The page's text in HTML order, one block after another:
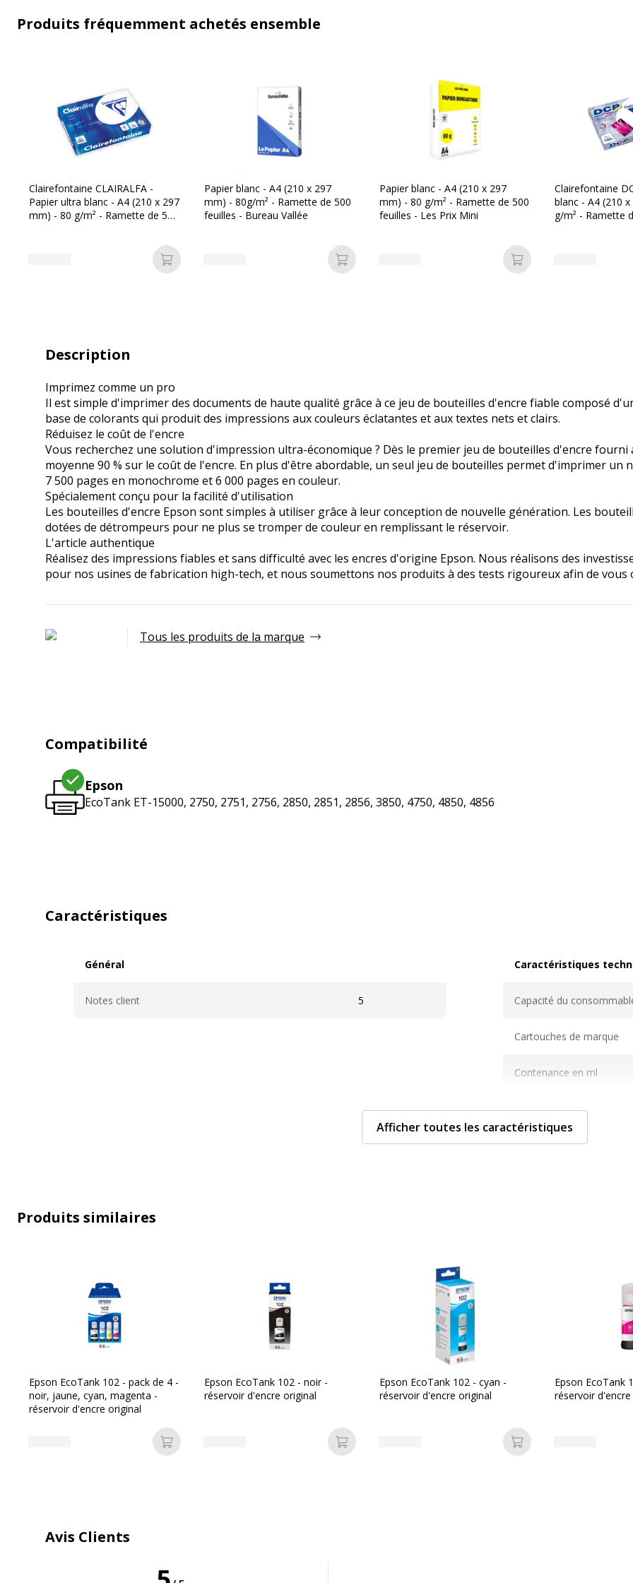
Produits fréquemment achetés ensemble
Clairefontaine CLAIRALFA -
Papier ultra blanc - A4 (210 x 297
mm) - 80 g/m² - Ramette de 500
Ajouter au panier
Papier blanc - A4 (210 x 297
mm) - 80g/m² - Ramette de 500
feuilles - Bureau Vallée
Ajouter au panier
Papier blanc - A4 (210 x 297
mm) - 80 g/m² - Ramette de 500
feuilles - Les Prix Mini
Ajouter au panier
Clairefontaine
blanc - A4 (210
g/m² - Ramette
Description
Imprimez comme un pro
Il est simple d'imprimer des documents de haute qualité grâce à ce jeu de bouteilles d'encre fiable composé
base de colorants qui produit des impressions aux couleurs éclatantes et aux textes nets et clairs.
Réduisez le coût de l'encre
Vous recherchez une solution d'impression ultra-économique ? Dès le premier jeu de bouteilles d'encre
moyenne 90 % sur le coût de l'encre. En plus d'être abordable, un seul jeu de bouteilles permet d'imprimer un
7 500 pages en monochrome et 6 000 pages en couleur.
Spécialement conçu pour la facilité d'utilisation
Les bouteilles d'encre Epson sont simples à utiliser grâce à leur conception de nouvelle génération. Les
dotées de détrompeurs pour ne plus se tromper de couleur en remplissant le réservoir.
L'article authentique
Réalisez des impressions fiables et sans difficulté avec les encres d'origine Epson. Nous réalisons des
pour nos usines de fabrication high-tech, et nous soumettons nos produits à des tests rigoureux afin de
Tous les produits de la marque
Compatibilité
Epson
EcoTank ET-15000, 2750, 2751, 2756, 2850, 2851, 2856, 3850, 4750, 4850, 4856
Caractéristiques
Général
Notes client 5
Caractéristiques
Capacité du
Cartouches de marque
Contenance en ml
Couverture du cycle
Nombre de pages
Caractéristiques générales
Caractéristiques générales
Catégorie d'accessoire Consommables d'impression
Catégorie de consommable Cartouches
Couleur de l'article
Quantité incluse
Données d'identification
Données
Afficher toutes les caractéristiques
Produits similaires
Epson EcoTank 102 - pack de 4 -
noir, jaune, cyan, magenta -
réservoir d'encre original
Ajouter au panier
Epson EcoTank 102 - noir -
réservoir d'encre original
Ajouter au panier
Epson EcoTank 102 - cyan -
réservoir d'encre original
Ajouter au panier
Epson EcoTank
réservoir
Avis Clients